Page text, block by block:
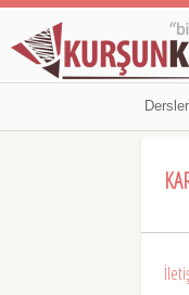
Dersler